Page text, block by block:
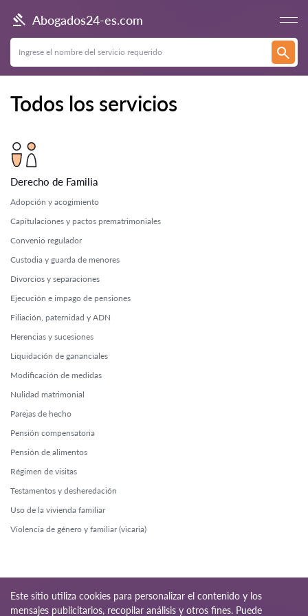
Abogados24-es.com
Todos los servicios
Derecho de Familia
Adopción y acogimiento
Capitulaciones y pactos prematrimoniales
Convenio regulador
Custodia y guarda de menores
Divorcios y separaciones
Ejecución e impago de pensiones
Filiación, paternidad y ADN
Herencias y sucesiones
Liquidación de gananciales
Modificación de medidas
Nulidad matrimonial
Parejas de hecho
Pensión compensatoria
Pensión de alimentos
Régimen de visitas
Testamentos y desheredación
Uso de la vivienda familiar
Violencia de género y familiar (vicaria)
Este sitio utiliza cookies para personalizar el contenido y los
mensajes publicitarios, recopilar análisis y otros fines. Puede